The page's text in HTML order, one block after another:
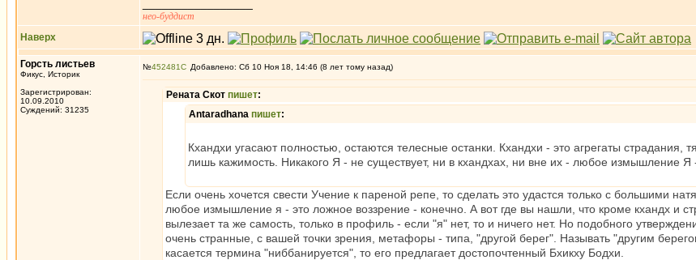
нео-буддист
Наверх
Горсть листьев
Фикус, Историк
Зарегистрирован:
10.09.2010
Суждений: 31235
№452481 Добавлено: Сб 10 Ноя 18, 14:46 (8 лет тому назад)
Рената Скот пишет:
Antaradhana пишет:
Кхандхи угасают полностью, остаются телесные останки. Кхандхи - это агрегаты страдания,
лишь кажимость. Никакого Я - не существует, ни в кхандхах, ни вне их - любое измышление Я
Если очень хочется свести Учение к пареной репе, то сделать это удастся только с большими
любое измышление я - это ложное воззрение - конечно. А вот где вы нашли, что кроме кхандх и
вылезает та же самость, только в профиль - если "я" нет, то и ничего нет. Но подобного
очень странные, с вашей точки зрения, метафоры - типа, "другой берег". Называть "другим
касается термина "ниббанируется", то его предлагает достопочтенный Бхикху Бодхи.